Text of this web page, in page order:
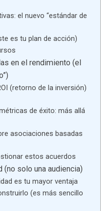
el nuevo “estándar de
es tu plan de acción)
en el rendimiento (el
(retorno de la inversión)
de éxito: más allá
asociaciones basadas
estos acuerdos
(no solo una audiencia)
es tu mayor ventaja
(es más sencillo